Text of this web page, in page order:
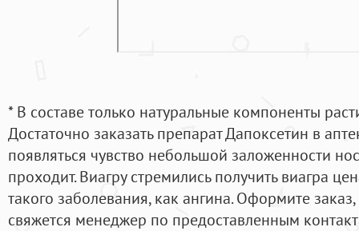
* В составе только натуральные компоненты
Достаточно заказать препарат Дапоксетин в
появляться чувство небольшой заложенности
проходит. Виагру стремились получить виагра
такого заболевания, как ангина. Оформите
свяжется менеджер по предоставленным